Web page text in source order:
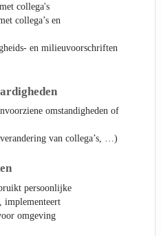
collega's
collega’s en
en milieuvoorschriften
omstandigheden of
van collega’s, …)
persoonlijke
implementeert
omgeving